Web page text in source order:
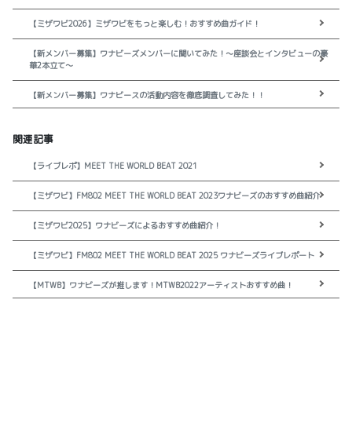
【ミザワビ2026】ミザワビをもっと楽しむ！おすすめ曲ガイド！
【新メンバー募集】ワナビーズメンバーに聞いてみた！～座談会とインタビューの豪
華2本立て～
【新メンバー募集】ワナビースの活動内容を徹底調査してみた！！
関連記事
【ライブレポ】MEET THE WORLD BEAT 2021
【ミザワビ】FM802 MEET THE WORLD BEAT 2023ワナビーズのおすすめ曲紹介
【ミザワビ2025】ワナビーズによるおすすめ曲紹介！
【ミザワビ】FM802 MEET THE WORLD BEAT 2025 ワナビーズライブレポート
【MTWB】ワナビーズが推します！MTWB2022アーティストおすすめ曲！